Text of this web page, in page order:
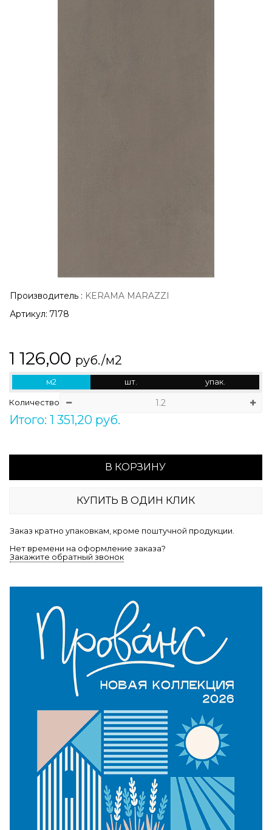
Производитель : KERAMA MARAZZI
Артикул: 7178
1 126,00 руб./м2
м2 шт. упак.
Количество
Итого: 1 351,20 руб.
В КОРЗИНУ
КУПИТЬ В ОДИН КЛИК
Заказ кратно упаковкам, кроме поштучной продукции.
Нет времени на оформление заказа?
Закажите обратный звонок